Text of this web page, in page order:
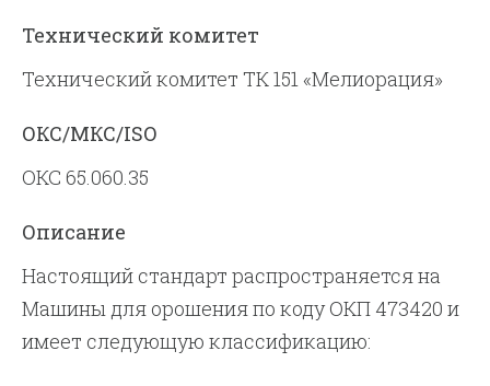
Технический комитет
Технический комитет ТК 151 «Мелиорация»
ОКС/МКС/ISO
ОКС 65.060.35
Описание
Настоящий стандарт распространяется на
Машины для орошения по коду ОКП 473420 и
имеет следующую классификацию: